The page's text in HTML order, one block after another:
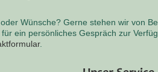
Wünsche? Gerne stehen wir von
ein persönliches Gespräch zur
.